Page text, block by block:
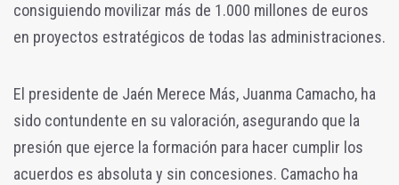
consiguiendo movilizar más de 1.000 millones de euros
en proyectos estratégicos de todas las administraciones.
El presidente de Jaén Merece Más, Juanma Camacho, ha
sido contundente en su valoración, asegurando que la
presión que ejerce la formación para hacer cumplir los
acuerdos es absoluta y sin concesiones. Camacho ha